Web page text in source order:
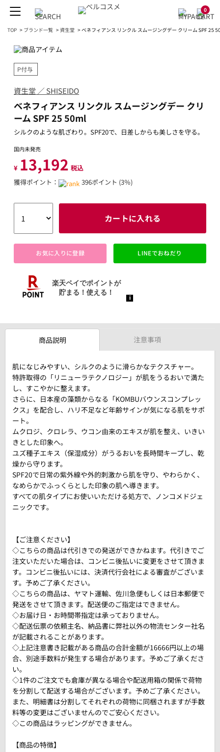
0
TOP > ブランド一覧 >資生堂 >ベネフィアンス リンクル スムージングデー クリーム SPF 25
P付与
資生堂 ／ SHISEIDO
ベネフィアンス リンクル スムージングデー クリ
ーム SPF 25 50ml
シルクのような肌ざわり。SPF20で、日差しからも美しさを守る。
国内未発売
¥ 13,192 税込
獲得ポイント：
396ポイント (3％)
カートに入れる
お気に入りに登録 LINEでおねだり
商品説明 注意事項
肌になじみやすい、シルクのように滑らかなテクスチャー。
特許取得の「リニューラテクノロジー」が肌をうるおいで満た
し、すこやかに整えます。
さらに、日本産の藻類からなる「KOMBUバウンスコンプレッ
クス」を配合し、ハリ不足など年齢サインが気になる肌をサポ
ート。
ムクロジ、クロレラ、ウコン由来のエキスが肌を整え、いきい
きとした印象へ。
ユズ種子エキス（保湿成分）がうるおいを長時間キープし、乾
燥から守ります。
SPF20で日常の紫外線や外的刺激から肌を守り、やわらかく、
なめらかでふっくらとした印象の肌へ導きます。
すべての肌タイプにお使いいただける処方で、ノンコメドジェ
ニックです。
【ご注意ください】
◇こちらの商品は代引きでの発送ができかねます。代引きでご
注文いただいた場合は、コンビニ後払いに変更をさせて頂きま
す。コンビニ後払いには、決済代行会社による審査がございま
す。予めご了承ください。
◇こちらの商品は、ヤマト運輸、佐川急便もしくは日本郵便で
発送をさせて頂きます。配送便のご指定はできません。
◇お届け日・お時間帯指定は承っておりません。
◇配送伝票の依頼主名、納品書に弊社以外の物流センター社名
が記載されることがあります。
◇上記注意書き記載がある商品の合計金額が16666円以上の場
合、別途手数料が発生する場合があります。予めご了承くださ
い。
◇1件のご注文でも倉庫が異なる場合や配送用箱の関係で荷物
を分割して配送する場合がございます。予めご了承ください。
また、明細書は分割してそれぞれの荷物に同梱されますが手数
料等の変更はございませんのでご安心ください。
◇この商品はラッピングができません。
【商品の特徴】